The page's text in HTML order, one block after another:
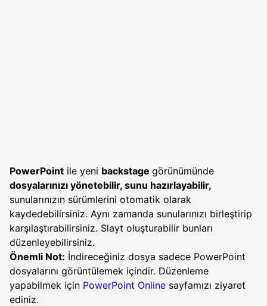
PowerPoint ile yeni backstage görünümünde
dosyalarınızı yönetebilir, sunu hazırlayabilir,
sunularınızın sürümlerini otomatik olarak
kaydedebilirsiniz. Aynı zamanda sunularınızı birleştirip
karşılaştırabilirsiniz. Slayt oluşturabilir bunları
düzenleyebilirsiniz.
Önemli Not: İndireceğiniz dosya sadece PowerPoint
dosyalarını görüntülemek içindir. Düzenleme
yapabilmek için PowerPoint Online sayfamızı ziyaret
ediniz.